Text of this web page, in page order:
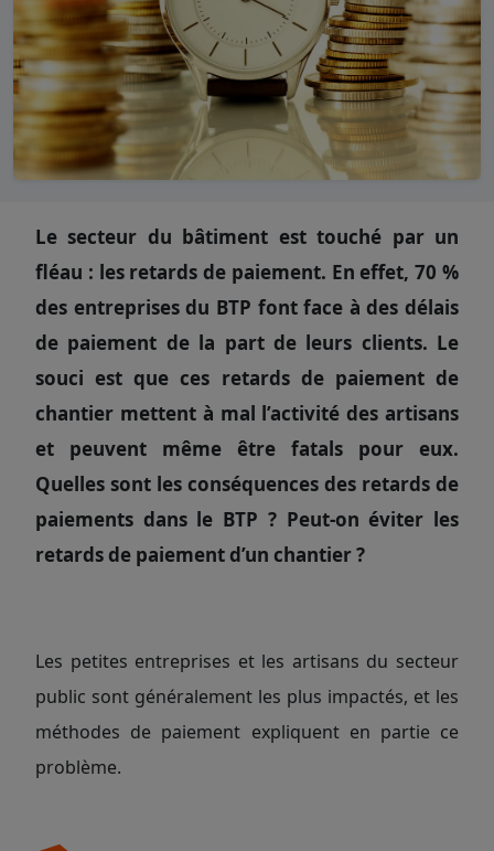
Le secteur du bâtiment est touché par un
fléau : les retards de paiement. En effet, 70 %
des entreprises du BTP font face à des délais
de paiement de la part de leurs clients. Le
souci est que ces retards de paiement de
chantier mettent à mal l’activité des artisans
et peuvent même être fatals pour eux.
Quelles sont les conséquences des retards de
paiements dans le BTP ? Peut-on éviter les
retards de paiement d’un chantier ?
Les petites entreprises et les artisans du secteur
public sont généralement les plus impactés, et les
méthodes de paiement expliquent en partie ce
problème.